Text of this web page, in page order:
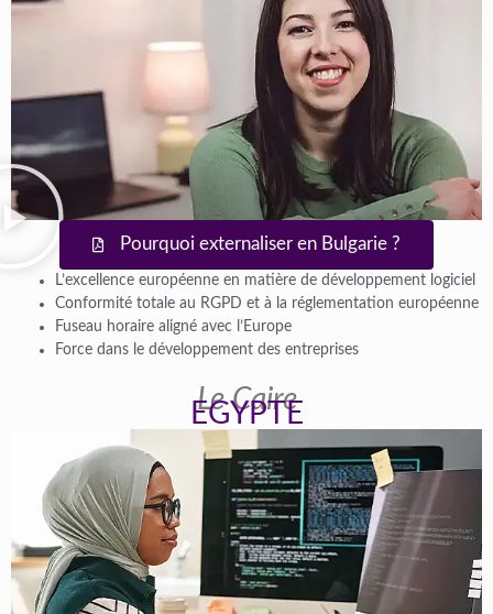
Pourquoi externaliser en Bulgarie ?
L’excellence européenne en matière de développement logiciel
Conformité totale au RGPD et à la réglementation européenne
Fuseau horaire aligné avec l’Europe
Force dans le développement des entreprises
Le Caire
EGYPTE